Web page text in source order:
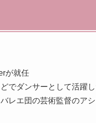
が就任
でダンサーとして活躍し
レエ団の芸術監督のア